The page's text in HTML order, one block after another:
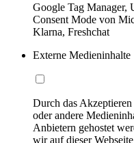
Google Tag Manager,
Consent Mode von
Klarna, Freshchat
Externe Medieninhalte
Durch das
oder andere
Anbietern gehostet
wir auf dieser